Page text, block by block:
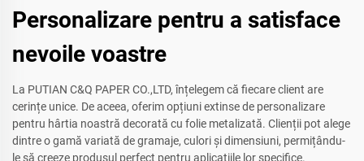
Personalizare pentru a satisface
nevoile voastre
La PUTIAN C&Q PAPER CO.,LTD, înțelegem că fiecare client are
cerințe unice. De aceea, oferim opțiuni extinse de personalizare
pentru hârtia noastră decorată cu folie metalizată. Clienții pot alege
dintre o gamă variată de gramaje, culori și dimensiuni, permițându-
le să creeze produsul perfect pentru aplicațiile lor specifice.